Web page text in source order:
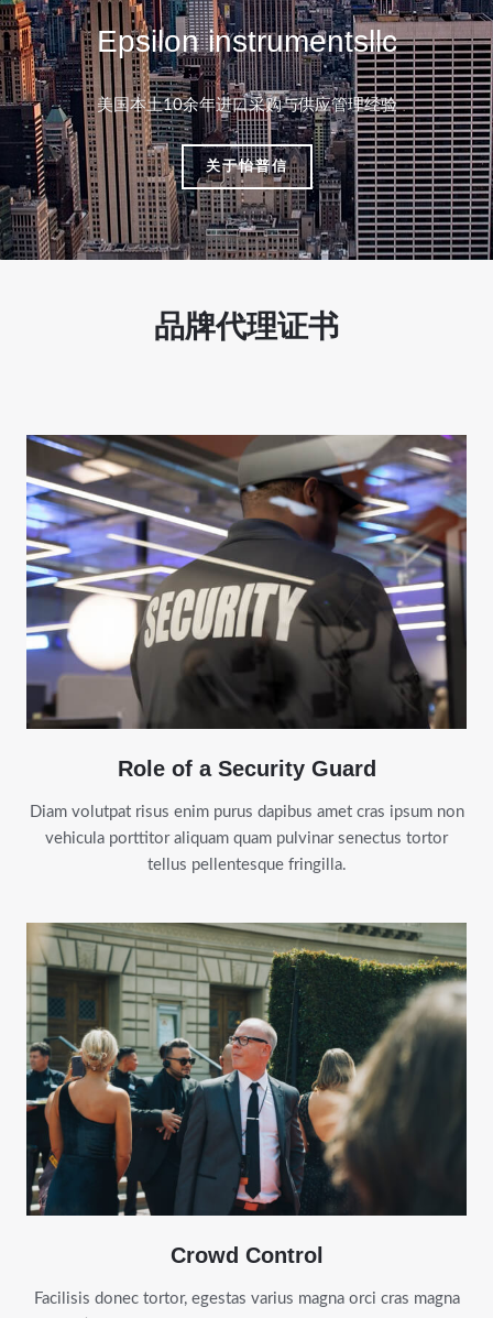
Epsilon instrumentsllc
美国本土10余年进口采购与供应管理经验
关于怡普信
品牌代理证书
Role of a Security Guard
Diam volutpat risus enim purus dapibus amet cras ipsum non
vehicula porttitor aliquam quam pulvinar senectus tortor
tellus pellentesque fringilla.
Crowd Control
Facilisis donec tortor, egestas varius magna orci cras magna